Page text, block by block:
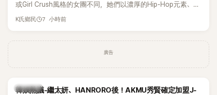
或Girl Crush風格的女團不同，她們以濃厚的Hip-Hop元素、自
創Rap及成員親自參與創作為特色，MV也融入美式街頭、塗
K氏鄉民 7 小時前
廣告
熱議討論
韓娛熱議-繼太妍、HANRORO後！AKMU秀賢確定加盟J-